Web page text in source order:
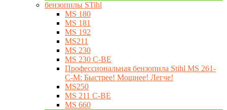
бензопилы STihl
MS 180
MS 181
MS 192
MS211
MS 230
MS 230 C-BE
Профессиональная бензопила Stihl MS 261-
C-M: Быстрее! Мощнее! Легче!
MS250
MS 211 C-BE
MS 660